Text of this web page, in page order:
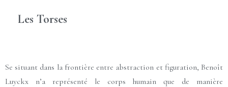
Les Torses
Se situant dans la frontière entre abstraction et figuration, Benoît
Luyckx n’a représenté le corps humain que de manière